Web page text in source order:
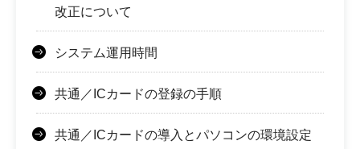
改正について
システム運用時間
共通／ICカードの登録の手順
共通／ICカードの導入とパソコンの環境設定